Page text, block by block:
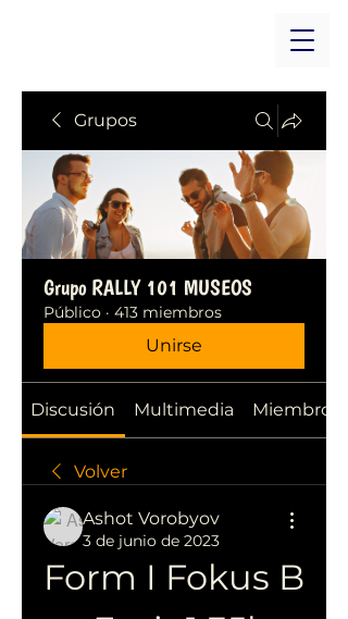
Grupos
Grupo RALLY 101 MUSEOS
Público · 413 miembros
Unirse
Discusión Multimedia Miembros
Volver
Ashot Vorobyov
3 de junio de 2023
Form I Fokus B